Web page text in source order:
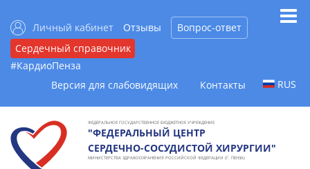
Личный кабинет Отзывы
Вопрос-ответ
Сердечный справочник
#КардиоПенза
Версия для слабовидящих
Контакты RUS
ФЕДЕРАЛЬНОЕ ГОСУДАРСТВЕННОЕ БЮДЖЕТНОЕ УЧРЕЖДЕНИЕ
"ФЕДЕРАЛЬНЫЙ ЦЕНТР
СЕРДЕЧНО-СОСУДИСТОЙ ХИРУРГИИ"
МИНИСТЕРСТВА ЗДРАВООХРАНЕНИЯ РОССИЙСКОЙ ФЕДЕРАЦИИ (Г. ПЕНЗА)